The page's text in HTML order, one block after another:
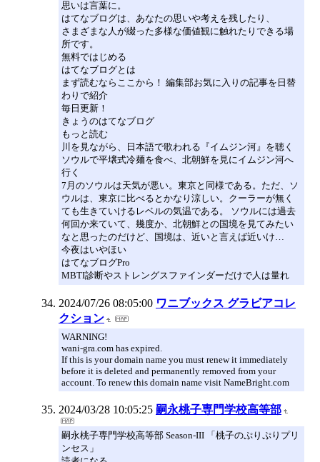
思いは言葉に。
はてなブログは、あなたの思いや考えを残したり、
さまざまな人が綴った多様な価値観に触れたりできる場
所です。
無料ではじめる
はてなブログとは
まず読むならここから！ 編集部お気に入りの記事を日替
わりで紹介
毎日更新！
きょうのはてなブログ
もっと読む
川を見ながら、日本語で歌われる『イムジン河』を聴く
ソウルで平壌式冷麺を食べ、北朝鮮を見にイムジン河へ
行く
7月のソウルは天気が悪い。東京と同様である。ただ、ソ
ウルは、東京に比べるとかなり涼しい。クーラーが無く
ても生きていけるレベルの気温である。 ソウルには過去
何回か来ていて、幾度か、北朝鮮との国境を見てみたい
なと思ったのだけど、国境は、近いと言えば近いけ…
今夜はいやほい
はてなブログPro
MBTI診断やストレングスファインダーだけで人は量れ
2024/07/26 08:05:00 ワニブックス グラビアコレ
クション
WARNING!
wani-gra.com has expired.
If this is your domain name you must renew it immediately
before it is deleted and permanently removed from your
account. To renew this domain name visit NameBright.com
2024/03/28 10:05:25 嗣永桃子専門学校高等部
嗣永桃子専門学校高等部 Season-III 「桃子のぷりぷりプリ
ンセス」